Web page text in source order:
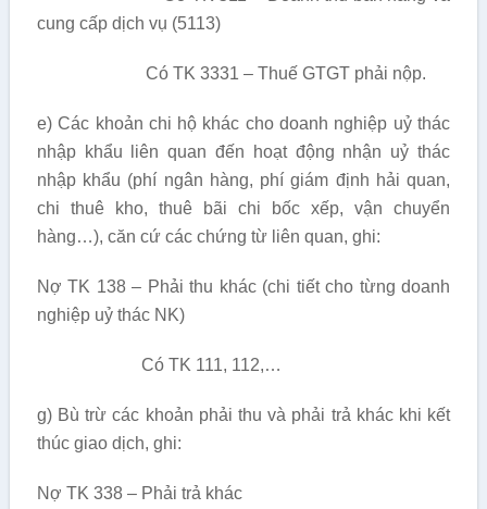
cung cấp dịch vụ (5113)
Có TK 3331 – Thuế GTGT phải nộp.
e) Các khoản chi hộ khác cho doanh nghiệp uỷ thác
nhập khẩu liên quan đến hoạt động nhận uỷ thác
nhập khẩu (phí ngân hàng, phí giám định hải quan,
chi thuê kho, thuê bãi chi bốc xếp, vận chuyển
hàng…), căn cứ các chứng từ liên quan, ghi:
Nợ TK 138 – Phải thu khác (chi tiết cho từng doanh
nghiệp uỷ thác NK)
Có TK 111, 112,…
g) Bù trừ các khoản phải thu và phải trả khác khi kết
thúc giao dịch, ghi:
Nợ TK 338 – Phải trả khác